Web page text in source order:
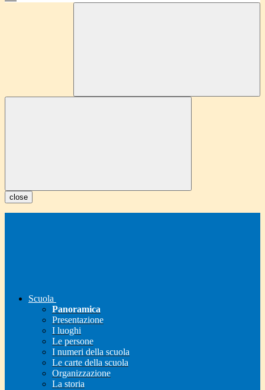
close
Scuola
Panoramica
Presentazione
I luoghi
Le persone
I numeri della scuola
Le carte della scuola
Organizzazione
La storia